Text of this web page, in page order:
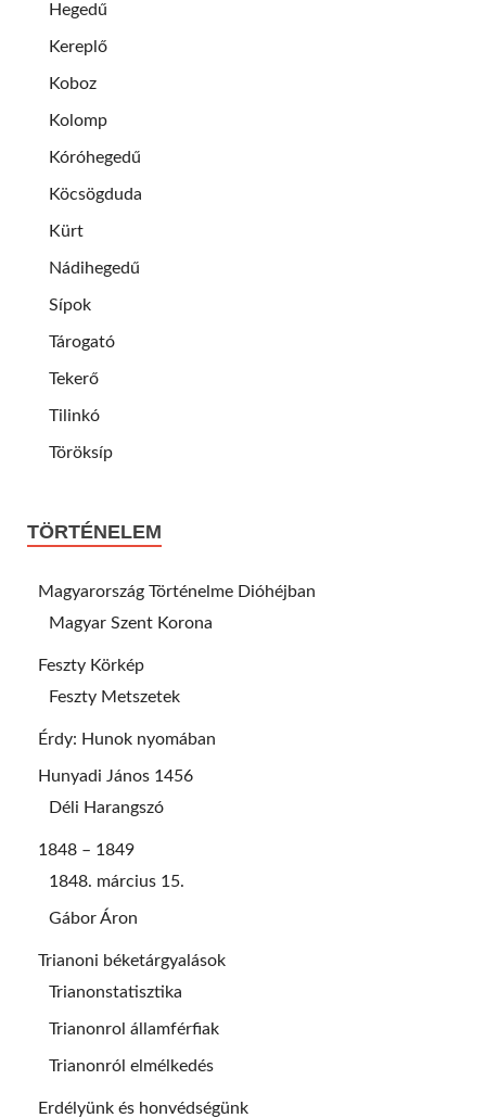
Hegedű
Kereplő
Koboz
Kolomp
Kóróhegedű
Köcsögduda
Kürt
Nádihegedű
Sípok
Tárogató
Tekerő
Tilinkó
Töröksíp
TÖRTÉNELEM
Magyarország Történelme Dióhéjban
Magyar Szent Korona
Feszty Körkép
Feszty Metszetek
Érdy: Hunok nyomában
Hunyadi János 1456
Déli Harangszó
1848 – 1849
1848. március 15.
Gábor Áron
Trianoni béketárgyalások
Trianonstatisztika
Trianonrol államférfiak
Trianonról elmélkedés
Erdélyünk és honvédségünk